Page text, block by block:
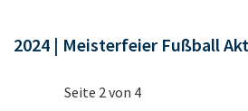
2024 | Meisterfeier Fußball
Seite 2 von 4